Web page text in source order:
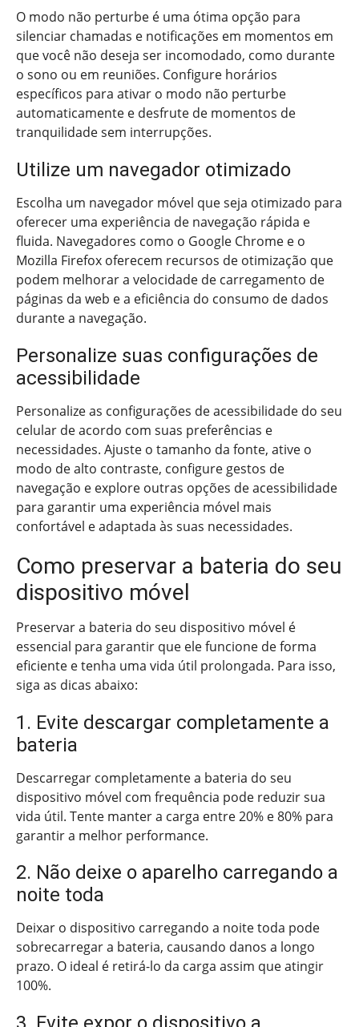
O modo não perturbe é uma ótima opção para
silenciar chamadas e notificações em momentos em
que você não deseja ser incomodado, como durante
o sono ou em reuniões. Configure horários
específicos para ativar o modo não perturbe
automaticamente e desfrute de momentos de
tranquilidade sem interrupções.
Utilize um navegador otimizado
Escolha um navegador móvel que seja otimizado para
oferecer uma experiência de navegação rápida e
fluida. Navegadores como o Google Chrome e o
Mozilla Firefox oferecem recursos de otimização que
podem melhorar a velocidade de carregamento de
páginas da web e a eficiência do consumo de dados
durante a navegação.
Personalize suas configurações de
acessibilidade
Personalize as configurações de acessibilidade do seu
celular de acordo com suas preferências e
necessidades. Ajuste o tamanho da fonte, ative o
modo de alto contraste, configure gestos de
navegação e explore outras opções de acessibilidade
para garantir uma experiência móvel mais
confortável e adaptada às suas necessidades.
Como preservar a bateria do seu
dispositivo móvel
Preservar a bateria do seu dispositivo móvel é
essencial para garantir que ele funcione de forma
eficiente e tenha uma vida útil prolongada. Para isso,
siga as dicas abaixo:
1. Evite descargar completamente a
bateria
Descarregar completamente a bateria do seu
dispositivo móvel com frequência pode reduzir sua
vida útil. Tente manter a carga entre 20% e 80% para
garantir a melhor performance.
2. Não deixe o aparelho carregando a
noite toda
Deixar o dispositivo carregando a noite toda pode
sobrecarregar a bateria, causando danos a longo
prazo. O ideal é retirá-lo da carga assim que atingir
100%.